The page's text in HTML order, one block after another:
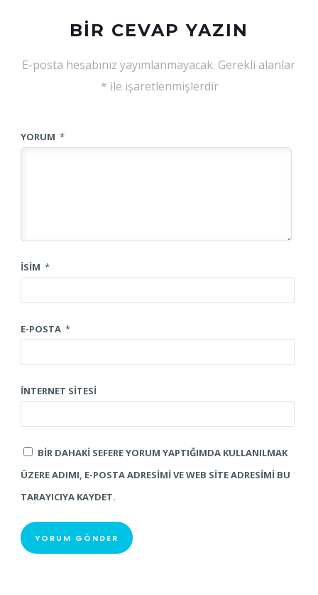
BIR CEVAP YAZIN
E-posta hesabınız yayımlanmayacak. Gerekli alanlar
* ile işaretlenmişlerdir
YORUM *
İSIM *
E-POSTA *
İNTERNET SITESI
BIR DAHAKI SEFERE YORUM YAPTIĞIMDA KULLANILMAK
ÜZERE ADIMI, E-POSTA ADRESIMI VE WEB SITE ADRESIMI BU
TARAYICIYA KAYDET.